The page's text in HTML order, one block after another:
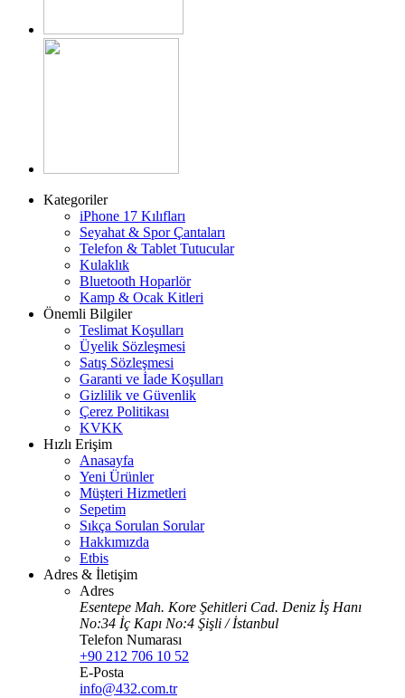
Kategoriler
iPhone 17 Kılıfları
Seyahat & Spor Çantaları
Telefon & Tablet Tutucular
Kulaklık
Bluetooth Hoparlör
Kamp & Ocak Kitleri
Önemli Bilgiler
Teslimat Koşulları
Üyelik Sözleşmesi
Satış Sözleşmesi
Garanti ve İade Koşulları
Gizlilik ve Güvenlik
Çerez Politikası
KVKK
Hızlı Erişim
Anasayfa
Yeni Ürünler
Müşteri Hizmetleri
Sepetim
Sıkça Sorulan Sorular
Hakkımızda
Etbis
Adres & İletişim
Adres
Esentepe Mah. Kore Şehitleri Cad. Deniz İş Hanı
No:34 İç Kapı No:4 Şişli / İstanbul
Telefon Numarası
+90 212 706 10 52
E-Posta
info@432.com.tr